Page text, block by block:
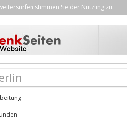
stimmen Sie der Nutzung zu.